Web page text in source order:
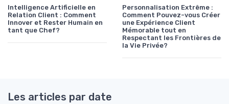
Intelligence Artificielle en
Relation Client : Comment
Innover et Rester Humain en
tant que Chef?
Personnalisation Extrême :
Comment Pouvez-vous Créer
une Expérience Client
Mémorable tout en
Respectant les Frontières de
la Vie Privée?
Les articles par date